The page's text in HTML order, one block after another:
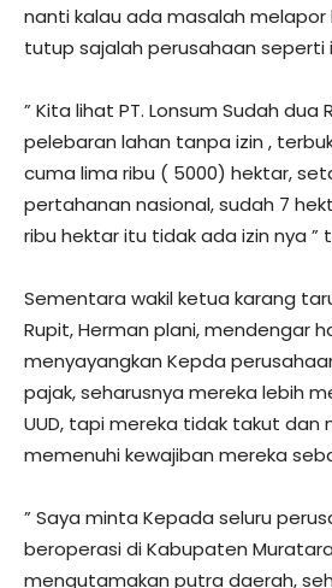
nanti kalau ada masalah
tutup sajalah perusahaan seperti
” Kita lihat PT. Lonsum Sudah dua
pelebaran lahan tanpa izin ,
cuma lima ribu ( 5000) hektar,
pertahanan nasional, sudah 7
ribu hektar itu tidak ada izin nya ”
Sementara wakil ketua karang
Rupit, Herman plani, mendengar
menyayangkan Kepda
pajak, seharusnya mereka lebih
UUD, tapi mereka tidak takut dan
memenuhi kewajiban mereka
” Saya minta Kepada seluru
beroperasi di Kabupaten
mengutamakan putra daerah,